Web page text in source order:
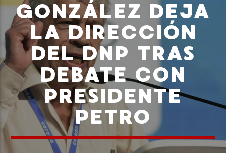
CANCIÓN ACTUAL
TÍTULO
ARTISTA
GONZÁLEZ DEJA
LA DIRECCIÓN
DEL DNP TRAS
DEBATE CON
PRESIDENTE
PETRO